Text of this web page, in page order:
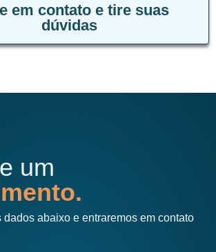
em contato e tire suas
dúvidas
um
dados abaixo e entraremos em contato